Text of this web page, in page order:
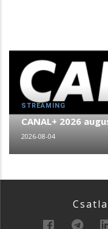
STREAMING
CANAL+ 2026
2026-08-04